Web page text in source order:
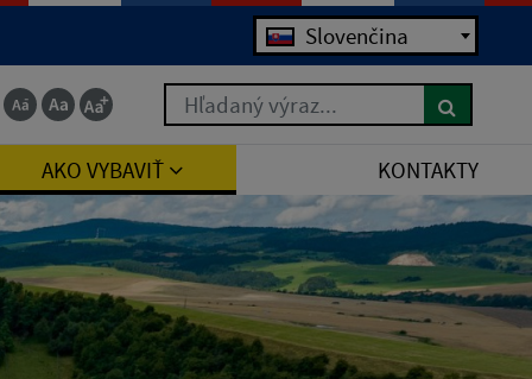
Jazyk Slovenčina
Hľadaný výraz...
AKO VYBAVIŤ KONTAKTY